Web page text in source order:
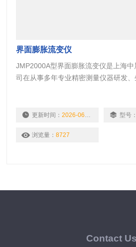
界面膨胀流变仪
JMP2000A型界面膨胀流变仪是上海
司在从事多年专业精密测量仪器研发
记录仪（膜天平langmuir film balance
豫等），以适应在实际工作中不同用途
更新时间：2026-06-11 型号
浏览量：8727
Contact Us